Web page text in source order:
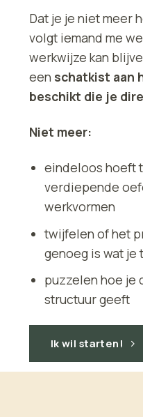
Dat je je niet meer
volgt iemand me
werkwijze kan
een schatkist aan
beschikt die je
Niet meer:
eindeloos hoeft
verdiepende
werkvormen
twijfelen of het
genoeg is wat je
puzzelen hoe je
structuur geeft
Ik wil starten!